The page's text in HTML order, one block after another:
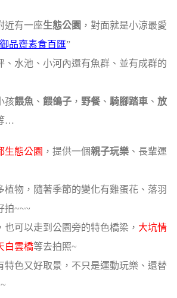
近有一座生態公園 ，對面就是小涼最愛
品齋素食百匯”
、水池、小河內還有魚群、並有成群的
孩餵魚 、 餵鴿子 ， 野餐 、 騎腳踏車 、 放
…
生態公園 ，提供一個親子玩樂 、長輩運
植物，隨著季節的變化有雞蛋花、落羽
拍~~~
可以走到公園旁的特色橋梁， 大坑情
白雲橋等去拍照~
特色又好取景，不只是運動玩樂、還替